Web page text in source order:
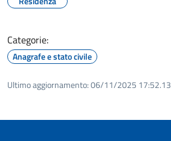
Categorie:
Anagrafe e stato civile
Ultimo aggiornamento:06/11/2025 17:52.13